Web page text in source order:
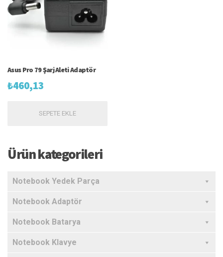
Asus Pro 79 Şarj Aleti Adaptör
₺460,13
SEPETE EKLE
Ürün kategorileri
Notebook Yedek Parça
Notebook Adaptör
Notebook Batarya
Notebook Klavye